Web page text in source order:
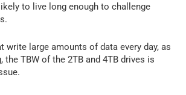
to live long enough to challenge
write large amounts of data every day, as
the TBW of the 2TB and 4TB drives is